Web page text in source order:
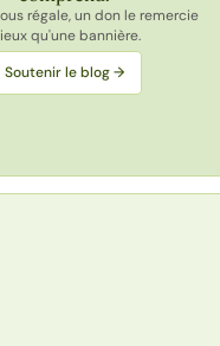
régale, un don le remercie
qu'une bannière.
Soutenir le blog →